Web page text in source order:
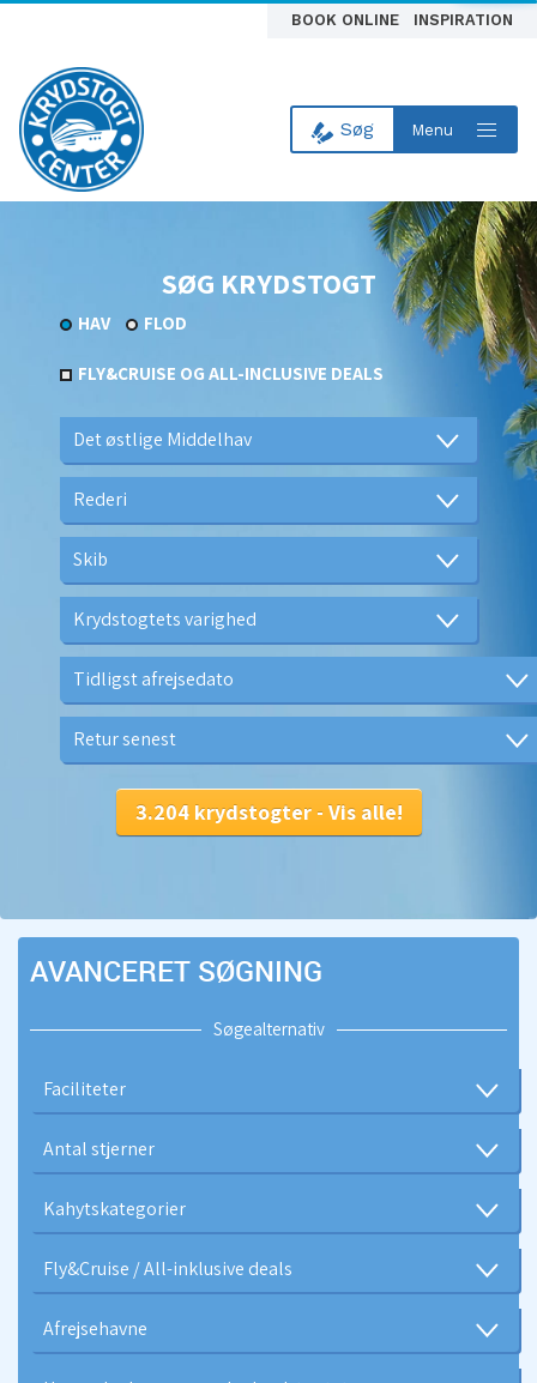
BOOK ONLINE INSPIRATION
Til forsiden
Søg Menu
SØG KRYDSTOGT
HAV FLOD
FLY&CRUISE OG ALL-INCLUSIVE DEALS
AVANCERET SØGNING
Søgealternativ